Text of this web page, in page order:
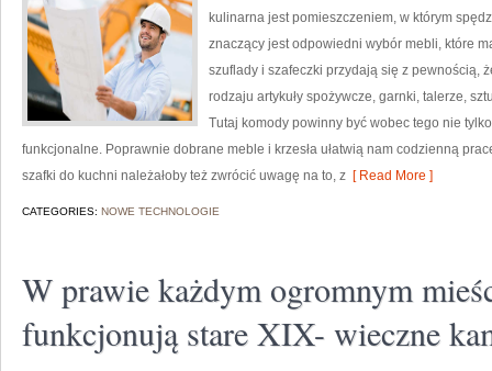
kulinarna jest pomieszczeniem, w którym
znaczący jest odpowiedni wybór mebli, które
szuflady i szafeczki przydają się z pewnością,
rodzaju artykuły spożywcze, garnki, talerze,
Tutaj komody powinny być wobec tego nie
funkcjonalne. Poprawnie dobrane meble i krzesła ułatwią nam codzienną
szafki do kuchni należałoby też zwrócić uwagę na to, z [ Read More ]
CATEGORIES: NOWE TECHNOLOGIE
W prawie każdym ogromnym
funkcjonują stare XIX- wieczne